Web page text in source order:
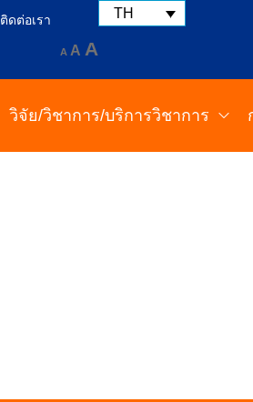
ติดต่อเรา
A A A
TH
วิจัย/วิชาการ/บริการวิชาการ